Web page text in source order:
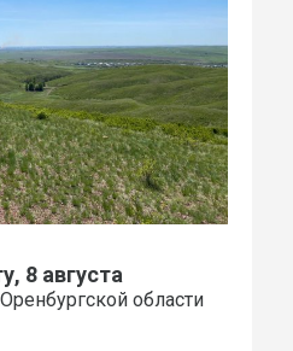
8 августа
области